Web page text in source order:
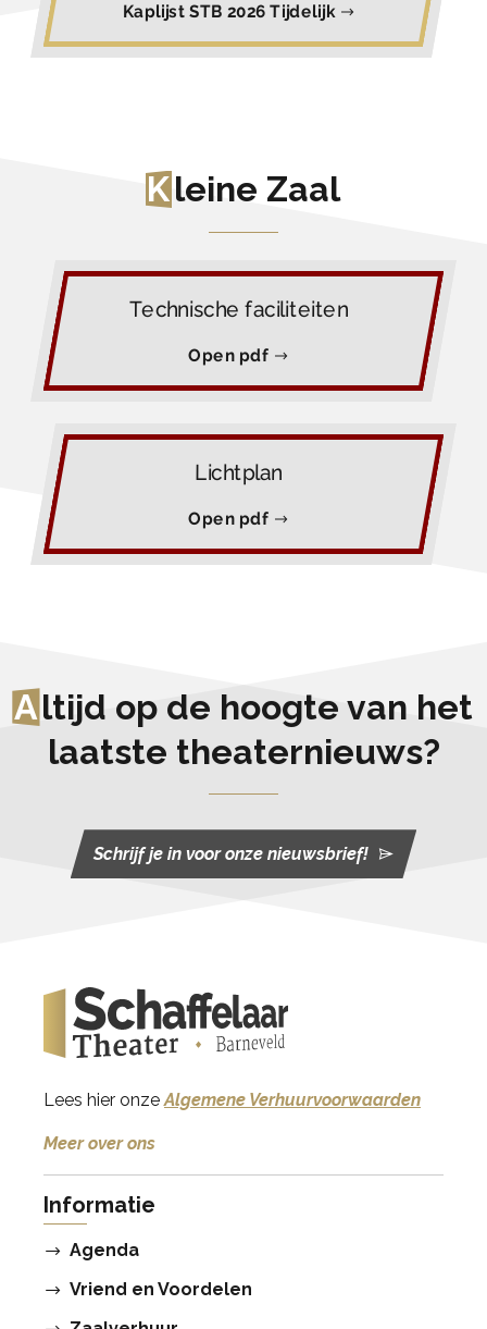
Kaplijst STB 2026 Tijdelijk
Kleine Zaal
Technische faciliteiten
Open pdf
Lichtplan
Open pdf
Altijd op de hoogte van het
laatste theaternieuws?
Schrijf je in voor onze nieuwsbrief!
Lees hier onzeAlgemene Verhuurvoorwaarden
Meer over ons
Informatie
Agenda
Vriend en Voordelen